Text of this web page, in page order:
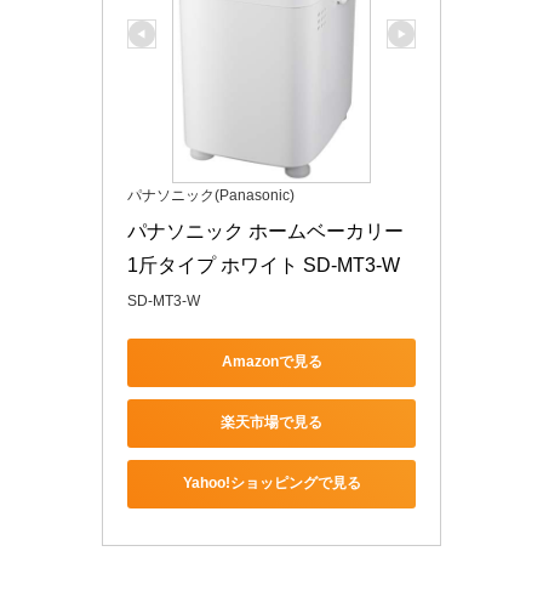
パナソニック(Panasonic)
パナソニック ホームベーカリー
1斤タイプ ホワイト SD-MT3-W
SD-MT3-W
Amazonで見る
楽天市場で見る
Yahoo!ショッピングで見る